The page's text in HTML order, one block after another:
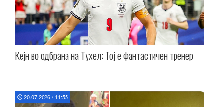
Кејн во одбрана на Тухел: Тој е фантастичен тренер
20.07.2026 / 11:55